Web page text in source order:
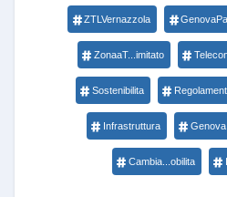
ZTLVernazzola
ZonaaT...imitato
Sostenibilita
Infrastruttura Genova
Cambia...obilita